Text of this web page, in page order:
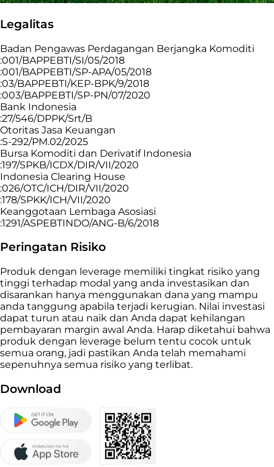
Legalitas
Badan Pengawas Perdagangan Berjangka Komoditi
:001/BAPPEBTI/SI/05/2018
:001/BAPPEBTI/SP-APA/05/2018
:03/BAPPEBTI/KEP-BPK/9/2018
:003/BAPPEBTI/SP-PN/07/2020
Bank Indonesia
:27/546/DPPK/Srt/B
Otoritas Jasa Keuangan
:S-292/PM.02/2025
Bursa Komoditi dan Derivatif Indonesia
:197/SPKB/ICDX/DIR/VII/2020
Indonesia Clearing House
:026/OTC/ICH/DIR/VII/2020
:178/SPKK/ICH/VII/2020
Keanggotaan Lembaga Asosiasi
:1291/ASPEBTINDO/ANG-B/6/2018
Peringatan Risiko
Produk dengan leverage memiliki tingkat risiko yang
tinggi terhadap modal yang anda investasikan dan
disarankan hanya menggunakan dana yang mampu
anda tanggung apabila terjadi kerugian. Nilai investasi
dapat turun atau naik dan Anda dapat kehilangan
pembayaran margin awal Anda. Harap diketahui bahwa
produk dengan leverage belum tentu cocok untuk
semua orang, jadi pastikan Anda telah memahami
sepenuhnya semua risiko yang terlibat.
Download